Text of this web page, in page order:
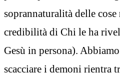
soprannaturalità delle
credibilità di Chi le ha
Gesù in persona).
scacciare i demoni rientra